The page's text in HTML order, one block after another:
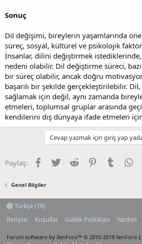
Sonuç
Dil değişimi, bireylerin yaşamlarında
süreç, sosyal, kültürel ve psikolojik
İnsanlar, dilini değiştirmek
nedeni olabilir. Dil değiştirme süreci,
bir süreç olabilir, ancak doğru
başarılı bir şekilde gerçekleştirilebilir.
sağlamak için değil, aynı zamanda
etmeleri, toplumsal gruplar arasında
kendilerini dış dünyaya ifade etmeleri
Cevap yazmak için giriş yap
Paylaş: Facebook
TwitterReddit PinterestTumblr
Genel Bilgiler
Türkçe (TR)
İletişim
Koşullar Gizlilik Politikası Yardım
Forum software by XenForo™ © 2010-2019 XenForo